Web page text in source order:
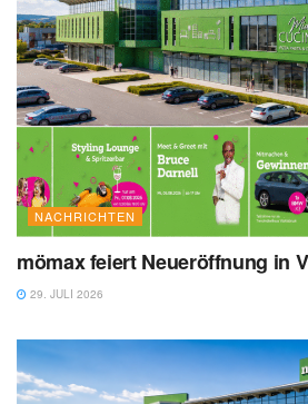
NACHRICHTEN
mömax feiert Neueröffnung in
29. JULI 2026